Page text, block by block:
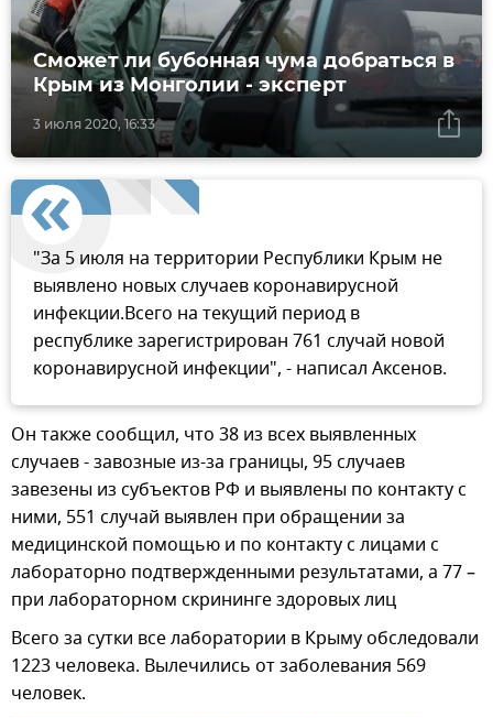
3 июля 2020, 16:33
Сможет ли бубонная чума добраться в
Крым из Монголии - эксперт
"За 5 июля на территории Республики Крым не
выявлено новых случаев коронавирусной
инфекции.Всего на текущий период в
республике зарегистрирован 761 случай новой
коронавирусной инфекции", - написал Аксенов.
Он также сообщил, что 38 из всех выявленных
случаев - завозные из-за границы, 95 случаев
завезены из субъектов РФ и выявлены по контакту с
ними, 551 случай выявлен при обращении за
медицинской помощью и по контакту с лицами с
лабораторно подтвержденными результатами, а 77 –
при лабораторном скрининге здоровых лиц
Всего за сутки все лаборатории в Крыму обследовали
1223 человека. Вылечились от заболевания 569
человек.